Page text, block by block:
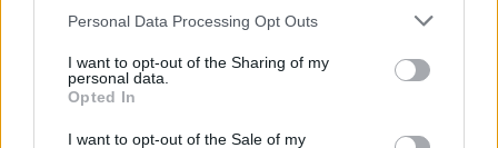
Please note that this website/app uses one or more Google
not limited to your visit or usage behaviour. You may click to
grant or deny consent to Google and its third-party tags to
use your data for below specified purposes in below Google
consent section.
Personal Data Processing Opt Outs
I want to opt-out of the Sharing of my
personal data.
Opted In
I want to opt-out of the Sale of my
Καύσιμα: «Καίνε» οι τιμές εν μέσω διακοπών -